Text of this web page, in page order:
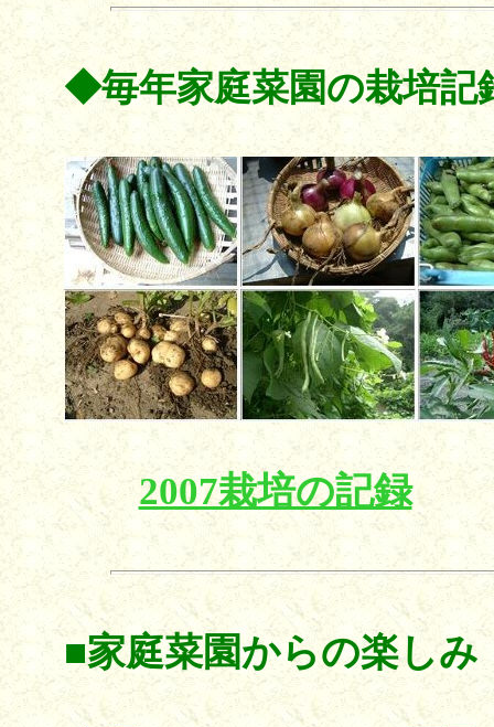
◆毎年家庭菜園の栽培記
2007栽培の記録
■家庭菜園からの楽しみ